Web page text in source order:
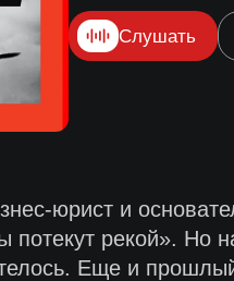
Слушать
юрист и
потекут рекой». Но
Еще и